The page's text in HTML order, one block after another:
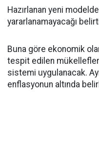
Hazırlanan yeni
yararlanamayacağı
Buna göre ekonomik
tespit edilen
sistemi uygulanacak.
enflasyonun altında